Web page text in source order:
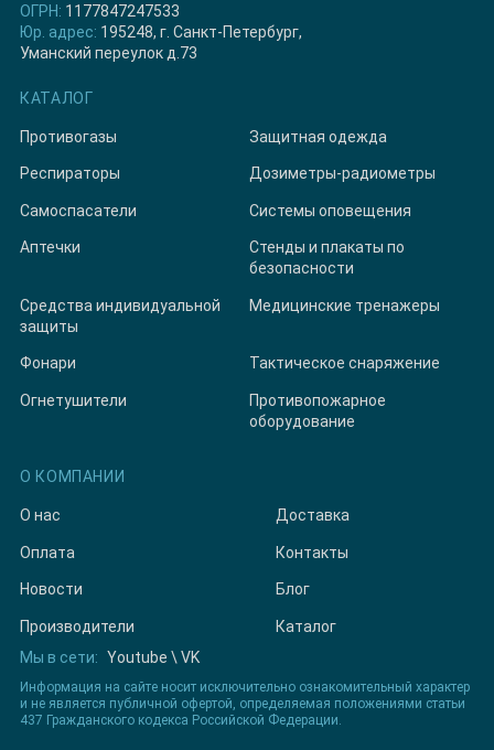
ОГРН: 1177847247533
Юр. адрес: 195248, г. Санкт-Петербург,
Уманский переулок д.73
КАТАЛОГ
Противогазы Защитная одежда
Респираторы Дозиметры-радиометры
Самоспасатели Системы оповещения
Аптечки
Стенды и плакаты по
безопасности
Средства индивидуальной
защиты
Медицинские тренажеры
Фонари Тактическое снаряжение
Огнетушители
Противопожарное
оборудование
О КОМПАНИИ
О нас Доставка
Оплата Контакты
Новости Блог
Производители
Каталог
Мы в сети: Youtube \VK
Информация на сайте носит исключительно ознакомительный характер
и не является публичной офертой, определяемая положениями статьи
437 Гражданского кодекса Российской Федерации.